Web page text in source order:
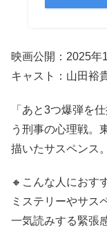
映画公開：2025年
キャスト：山田裕
「あと3つ爆弾を
う刑事の心理戦。
描いたサスペンス。
🔸こんな人におす
ミステリーやサス
一気読みする緊張